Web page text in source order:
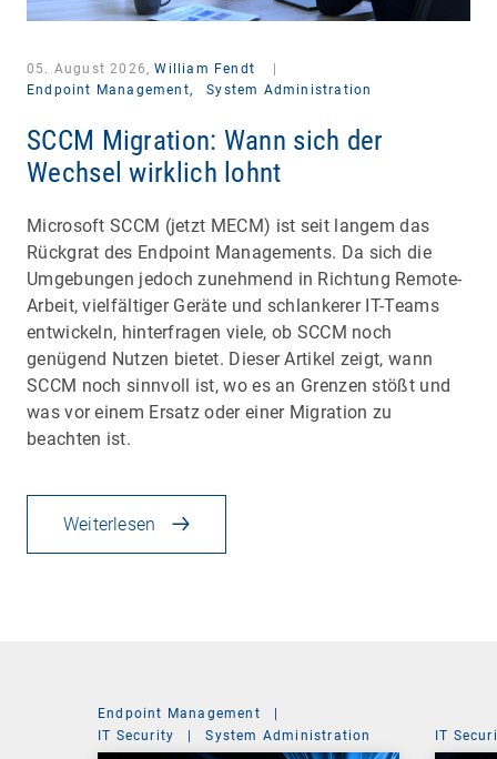
05. August 2026,William Fendt
Endpoint Management,
System Administration
SCCM Migration: Wann sich der
Wechsel wirklich lohnt
Microsoft SCCM (jetzt MECM) ist seit langem das
Rückgrat des Endpoint Managements. Da sich die
Umgebungen jedoch zunehmend in Richtung Remote-
Arbeit, vielfältiger Geräte und schlankerer IT-Teams
entwickeln, hinterfragen viele, ob SCCM noch
genügend Nutzen bietet. Dieser Artikel zeigt, wann
SCCM noch sinnvoll ist, wo es an Grenzen stößt und
was vor einem Ersatz oder einer Migration zu
beachten ist.
Weiterlesen
Endpoint Management
|
IT Security
| System Administration IT